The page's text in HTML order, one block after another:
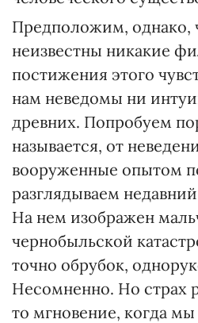
Предположим, однако,
неизвестны никакие
постижения этого
нам неведомы ни
древних. Попробуем
называется, от
вооруженные опытом
разглядываем
На нем изображен
чернобыльской
точно обрубок,
Несомненно. Но страх
то мгновение, когда